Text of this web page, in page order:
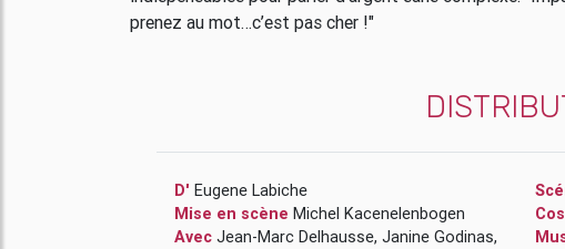
prenez au mot…c’est pas cher !"
D' Eugene Labiche
Mise en scène
Michel Kacenelenbogen
Avec Jean-Marc Delhausse, Janine Godinas,